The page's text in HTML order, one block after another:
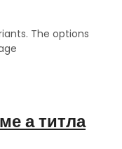
The options
а титла